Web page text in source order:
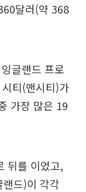
달러(약 368
글랜드 프로
티(맨시티)가
가장 많은 19
뒤를 이었고,
드)이 각각